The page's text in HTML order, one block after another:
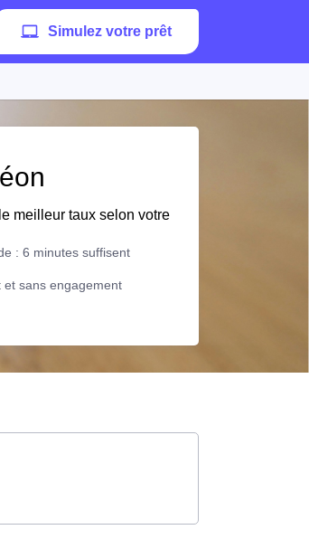
Simulez votre prêt
meilleur taux selon votre
: 6 minutes suffisent
et sans engagement